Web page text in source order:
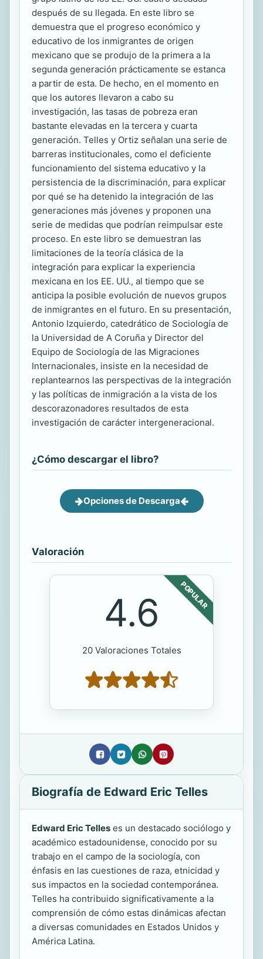
después de su llegada. En este libro se
demuestra que el progreso económico y
educativo de los inmigrantes de origen
mexicano que se produjo de la primera a la
segunda generación prácticamente se estanca
a partir de esta. De hecho, en el momento en
que los autores llevaron a cabo su
investigación, las tasas de pobreza eran
bastante elevadas en la tercera y cuarta
generación. Telles y Ortiz señalan una serie de
barreras institucionales, como el deficiente
funcionamiento del sistema educativo y la
persistencia de la discriminación, para explicar
por qué se ha detenido la integración de las
generaciones más jóvenes y proponen una
serie de medidas que podrían reimpulsar este
proceso. En este libro se demuestran las
limitaciones de la teoría clásica de la
integración para explicar la experiencia
mexicana en los EE. UU., al tiempo que se
anticipa la posible evolución de nuevos grupos
de inmigrantes en el futuro. En su presentación,
Antonio Izquierdo, catedrático de Sociología de
la Universidad de A Coruña y Director del
Equipo de Sociología de las Migraciones
Internacionales, insiste en la necesidad de
replantearnos las perspectivas de la integración
y las políticas de inmigración a la vista de los
descorazonadores resultados de esta
investigación de carácter intergeneracional.
¿Cómo descargar el libro?
Opciones de Descarga
Valoración
POPULAR
4.6
20 Valoraciones Totales
Biografía de Edward Eric Telles
Edward Eric Telles es un destacado sociólogo y
académico estadounidense, conocido por su
trabajo en el campo de la sociología, con
énfasis en las cuestiones de raza, etnicidad y
sus impactos en la sociedad contemporánea.
Telles ha contribuido significativamente a la
comprensión de cómo estas dinámicas afectan
a diversas comunidades en Estados Unidos y
América Latina.